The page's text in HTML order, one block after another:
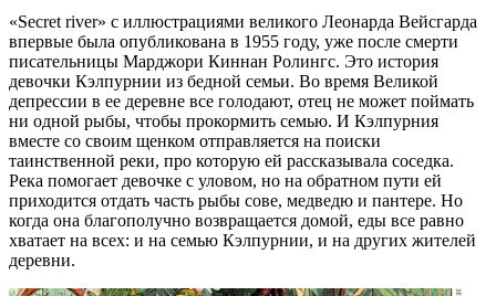
«Secret river» с иллюстрациями великого Леонарда Вейсгарда
впервые была опубликована в 1955 году, уже после смерти
писательницы Марджори Киннан Ролингс. Это история
девочки Кэлпурнии из бедной семьи. Во время Великой
депрессии в ее деревне все голодают, отец не может поймать
ни одной рыбы, чтобы прокормить семью. И Кэлпурния
вместе со своим щенком отправляется на поиски
таинственной реки, про которую ей рассказывала соседка.
Река помогает девочке с уловом, но на обратном пути ей
приходится отдать часть рыбы сове, медведю и пантере. Но
когда она благополучно возвращается домой, еды все равно
хватает на всех: и на семью Кэлпурнии, и на других жителей
деревни.